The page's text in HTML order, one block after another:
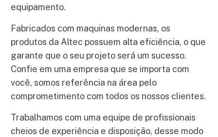
equipamento.
Fabricados com maquinas modernas, os
produtos da Altec possuem alta eficiência, o que
garante que o seu projeto será um sucesso.
Confie em uma empresa que se importa com
você, somos referência na área pelo
comprometimento com todos os nossos clientes.
Trabalhamos com uma equipe de profissionais
cheios de experiência e disposição, desse modo